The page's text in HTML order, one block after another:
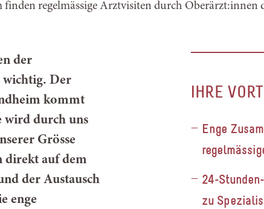
finden regelmässige Arztvisiten durch Oberärzt:innen
der
wichtig. Der
kommt
wird durch uns
Grösse
direkt auf dem
der Austausch
enge
IHRE
Enge
24-
zu